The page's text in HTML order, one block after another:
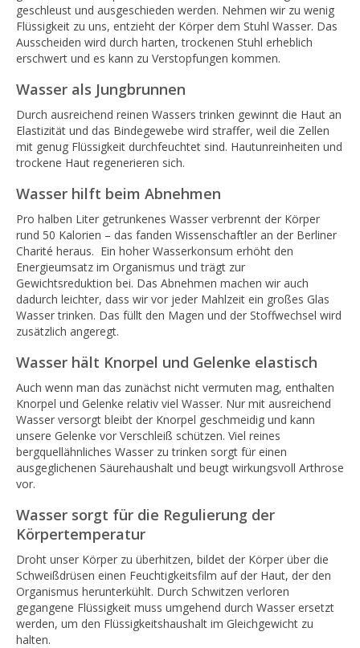
geschleust und ausgeschieden werden. Nehmen wir zu wenig
Flüssigkeit zu uns, entzieht der Körper dem Stuhl Wasser. Das
Ausscheiden wird durch harten, trockenen Stuhl erheblich
erschwert und es kann zu Verstopfungen kommen.
Wasser als Jungbrunnen
Durch ausreichend reinen Wassers trinken gewinnt die Haut an
Elastizität und das Bindegewebe wird straffer, weil die Zellen
mit genug Flüssigkeit durchfeuchtet sind. Hautunreinheiten und
trockene Haut regenerieren sich.
Wasser hilft beim Abnehmen
Pro halben Liter getrunkenes Wasser verbrennt der Körper
rund 50 Kalorien – das fanden Wissenschaftler an der Berliner
Charité heraus. Ein hoher Wasserkonsum erhöht den
Energieumsatz im Organismus und trägt zur
Gewichtsreduktion bei. Das Abnehmen machen wir auch
dadurch leichter, dass wir vor jeder Mahlzeit ein großes Glas
Wasser trinken. Das füllt den Magen und der Stoffwechsel wird
zusätzlich angeregt.
Wasser hält Knorpel und Gelenke elastisch
Auch wenn man das zunächst nicht vermuten mag, enthalten
Knorpel und Gelenke relativ viel Wasser. Nur mit ausreichend
Wasser versorgt bleibt der Knorpel geschmeidig und kann
unsere Gelenke vor Verschleiß schützen. Viel reines
bergquellähnliches Wasser zu trinken sorgt für einen
ausgeglichenen Säurehaushalt und beugt wirkungsvoll Arthrose
vor.
Wasser sorgt für die Regulierung der
Körpertemperatur
Droht unser Körper zu überhitzen, bildet der Körper über die
Schweißdrüsen einen Feuchtigkeitsfilm auf der Haut, der den
Organismus herunterkühlt. Durch Schwitzen verloren
gegangene Flüssigkeit muss umgehend durch Wasser ersetzt
werden, um den Flüssigkeitshaushalt im Gleichgewicht zu
halten.